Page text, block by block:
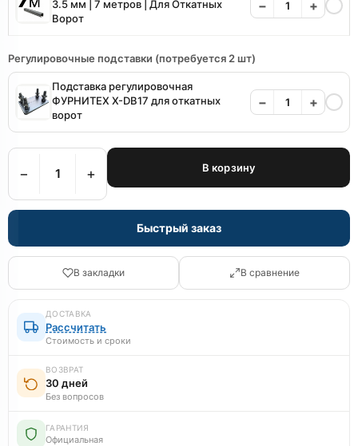
3.5 мм | 7 метров | Для Откатных
Ворот
− +
Регулировочные подставки (потребуется 2 шт)
Подставка регулировочная
ФУРНИТЕХ X-DB17 для откатных
ворот
− +
− + В корзину
Быстрый заказ
В закладки В сравнение
ДОСТАВКА
Рассчитать
Стоимость и сроки
ВОЗВРАТ
30 дней
Без вопросов
ГАРАНТИЯ
Официальная